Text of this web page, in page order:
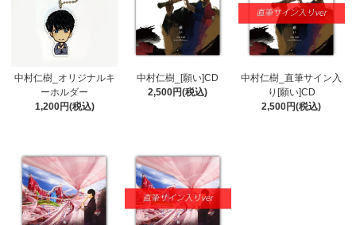
中村仁樹_オリジナルキ
ーホルダー
1,200円(税込)
中村仁樹_[願い]CD
2,500円(税込)
中村仁樹_直筆サイン入
り[願い]CD
2,500円(税込)